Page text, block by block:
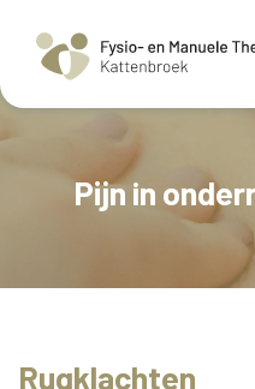
Pijn in
Rugklachten